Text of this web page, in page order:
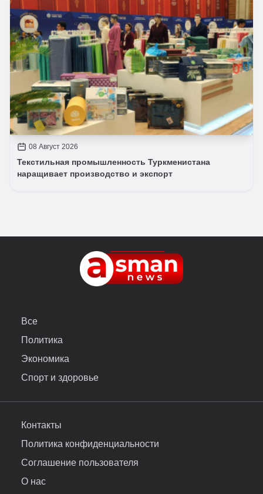
08 Август 2026
Текстильная промышленность Туркменистана
наращивает производство и экспорт
Все
Политика
Экономика
Спорт и здоровье
Контакты
Политика конфиденциальности
Соглашение пользователя
О нас